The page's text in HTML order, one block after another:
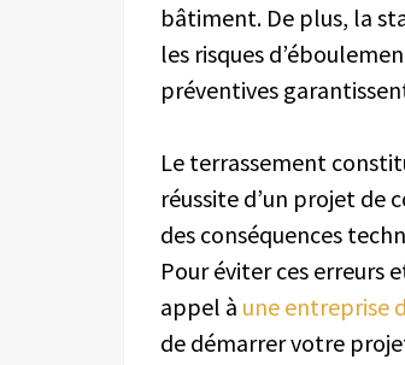
bâtiment. De plus, la
les risques
préventives
Le terrassement
réussite d’un projet
des conséquences
Pour éviter ces erreurs
appel à une entreprise
de démarrer votre